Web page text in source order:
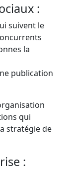
:
suivent le
la
publication
qui
stratégie de
: